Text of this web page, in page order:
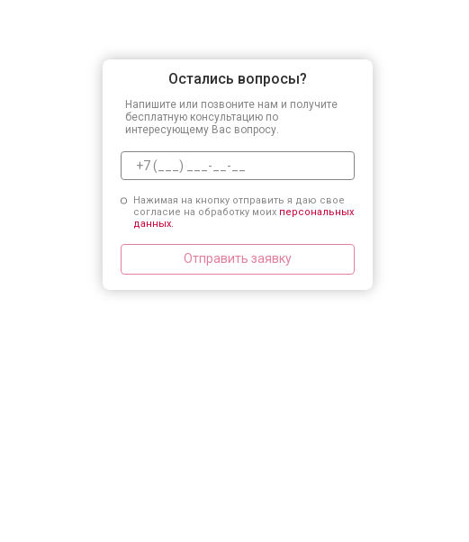
Остались вопросы?
Напишите или позвоните нам и получите
бесплатную консультацию по
интересующему Вас вопросу.
Нажимая на кнопку отправить я даю свое
согласие на обработку моих персональных
данных.
Отправить заявку